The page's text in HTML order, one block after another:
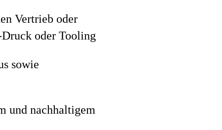
Vertrieb oder
oder Tooling
sowie
und nachhaltigem